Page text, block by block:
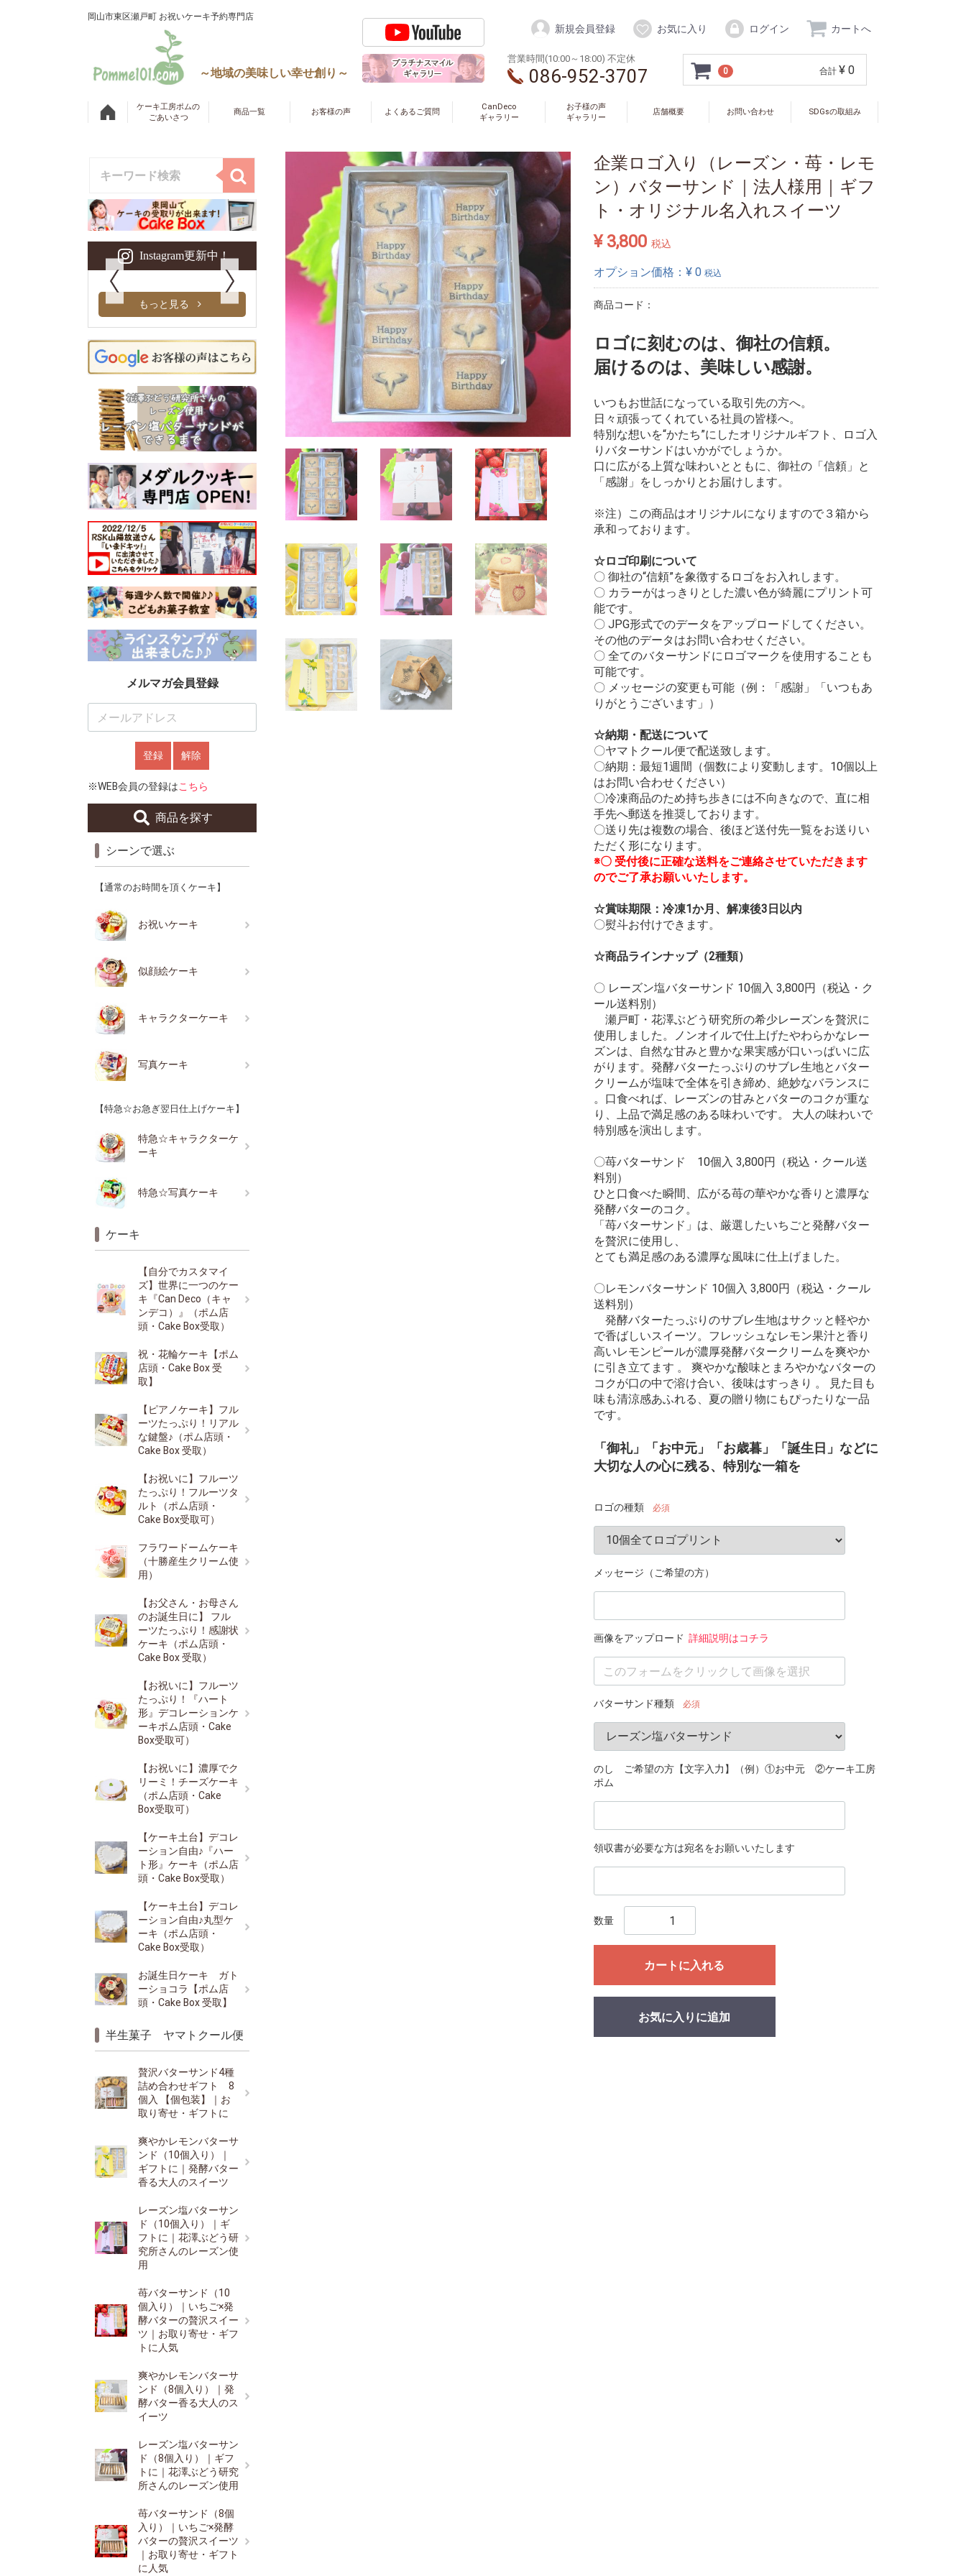
岡山市東区瀬戸町 お祝いケーキ予約専門店
～地域の美味しい幸せ創り～
新規会員登録 お気に入り ログイン カートへ
営業時間(10:00～18:00) 不定休
086-952-3707 0 合計 ¥ 0
ケーキ工房ポムの
ごあいさつ
商品一覧 お客様の声 よくあるご質問
CanDeco
ギャラリー
お子様の声
ギャラリー
店舗概要 お問い合わせ SDGsの取組み
企業ロゴ入り（レーズン・苺・レモ
ン）バターサンド｜法人様用｜ギフ
ト・オリジナル名入れスイーツ
¥ 3,800 税込
オプション価格：¥ 0 税込
商品コード：
ロゴに刻むのは、御社の信頼。
届けるのは、美味しい感謝。
いつもお世話になっている取引先の方へ。
日々頑張ってくれている社員の皆様へ。
特別な想いを“かたち”にしたオリジナルギフト、ロゴ入
りバターサンドはいかがでしょうか。
口に広がる上質な味わいとともに、御社の「信頼」と
「感謝」をしっかりとお届けします。
※注）この商品はオリジナルになりますので３箱から
承和っております。
☆ロゴ印刷について
〇 御社の“信頼”を象徴するロゴをお入れします。
〇 カラーがはっきりとした濃い色が綺麗にプリント可
能です。
〇 JPG形式でのデータをアップロードしてください。
その他のデータはお問い合わせください。
〇 全てのバターサンドにロゴマークを使用することも
可能です。
〇 メッセージの変更も可能（例：「感謝」「いつもあ
りがとうございます」）
☆納期・配送について
〇ヤマトクール便で配送致します。
〇納期：最短1週間（個数により変動します。10個以上
はお問い合わせください）
〇冷凍商品のため持ち歩きには不向きなので、直に相
手先へ郵送を推奨しております。
〇送り先は複数の場合、後ほど送付先一覧をお送りい
ただく形になります。
※〇 受付後に正確な送料をご連絡させていただきます
のでご了承お願いいたします。
☆賞味期限：冷凍1か月、解凍後3日以内
〇熨斗お付けできます。
☆商品ラインナップ（2種類）
〇 レーズン塩バターサンド 10個入 3,800円（税込・ク
ール送料別）
瀬戸町・花澤ぶどう研究所の希少レーズンを贅沢に
使用しました。ノンオイルで仕上げたやわらかなレー
ズンは、自然な甘みと豊かな果実感が口いっぱいに広
がります。発酵バターたっぷりのサブレ生地とバター
クリームが塩味で全体を引き締め、絶妙なバランスに
。口食べれば、レーズンの甘みとバターのコクが重な
り、上品で満足感のある味わいです。 大人の味わいで
特別感を演出します。
〇苺バターサンド 10個入 3,800円（税込・クール送
料別）
ひと口食べた瞬間、広がる苺の華やかな香りと濃厚な
発酵バターのコク。
「苺バターサンド」は、厳選したいちごと発酵バター
を贅沢に使用し、
とても満足感のある濃厚な風味に仕上げました。
〇レモンバターサンド 10個入 3,800円（税込・クール
送料別）
発酵バターたっぷりのサブレ生地はサクッと軽やか
で香ばしいスイーツ。フレッシュなレモン果汁と香り
高いレモンピールが濃厚発酵バタークリームを爽やか
に引き立てます 。 爽やかな酸味とまろやかなバターの
コクが口の中で溶け合い、後味はすっきり 。 見た目も
味も清涼感あふれる、夏の贈り物にもぴったりな一品
です。
「御礼」「お中元」「お歳暮」「誕生日」などに
大切な人の心に残る、特別な一箱を
ロゴの種類 必須
メッセージ（ご希望の方）
画像をアップロード 詳細説明はコチラ
バターサンド種類 必須
のし ご希望の方【文字入力】（例）①お中元 ②ケーキ工房
ポム
領収書が必要な方は宛名をお願いいたします
数量
カートに入れる
お気に入りに追加
Instagram更新中！
もっと見る
メルマガ会員登録
登録 解除
※WEB会員の登録はこちら
商品を探す
シーンで選ぶ
【通常のお時間を頂くケーキ】
お祝いケーキ
似顔絵ケーキ
キャラクターケーキ
写真ケーキ
【特急☆お急ぎ翌日仕上げケーキ】
特急☆キャラクターケ
ーキ
特急☆写真ケーキ
ケーキ
【自分でカスタマイ
ズ】世界に一つのケー
キ『Can Deco（キャ
ンデコ）』（ポム店
頭・Cake Box受取）
祝・花輪ケーキ【ポム
店頭・Cake Box 受
取】
【ピアノケーキ】フル
ーツたっぷり！リアル
な鍵盤♪（ポム店頭・
Cake Box 受取）
【お祝いに】フルーツ
たっぷり！フルーツタ
ルト（ポム店頭・
Cake Box受取可）
フラワードームケーキ
（十勝産生クリーム使
用）
【お父さん・お母さん
のお誕生日に】 フル
ーツたっぷり！感謝状
ケーキ（ポム店頭・
Cake Box 受取）
【お祝いに】フルーツ
たっぷり！『ハート
形』デコレーションケ
ーキポム店頭・Cake
Box受取可）
【お祝いに】濃厚でク
リーミ！チーズケーキ
（ポム店頭・Cake
Box受取可）
【ケーキ土台】デコレ
ーション自由♪『ハー
ト形』ケーキ（ポム店
頭・Cake Box受取）
【ケーキ土台】デコレ
ーション自由♪丸型ケ
ーキ（ポム店頭・
Cake Box受取）
お誕生日ケーキ ガト
ーショコラ【ポム店
頭・Cake Box 受取】
半生菓子 ヤマトクール便
贅沢バターサンド4種
詰め合わせギフト 8
個入 【個包装】｜お
取り寄せ・ギフトに
爽やかレモンバターサ
ンド（10個入り）｜
ギフトに｜発酵バター
香る大人のスイーツ
レーズン塩バターサン
ド（10個入り）｜ギ
フトに｜花澤ぶどう研
究所さんのレーズン使
用
苺バターサンド（10
個入り）｜いちご×発
酵バターの贅沢スイー
ツ｜お取り寄せ・ギフ
トに人気
爽やかレモンバターサ
ンド（8個入り）｜発
酵バター香る大人のス
イーツ
レーズン塩バターサン
ド（8個入り）｜ギフ
トに｜花澤ぶどう研究
所さんのレーズン使用
苺バターサンド（8個
入り）｜いちご×発酵
バターの贅沢スイーツ
｜お取り寄せ・ギフト
に人気